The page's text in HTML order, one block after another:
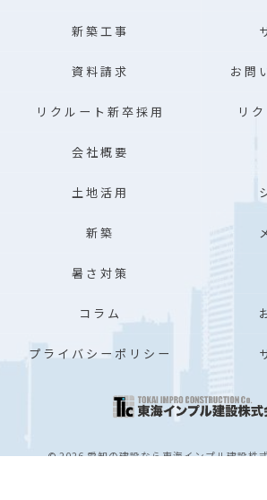
新築工事
資料請求 お問
リクルート新卒採用 リ
会社概要
土地活用
新築
暑さ対策
コラム
プライバシーポリシー
© 2026 愛知の建設なら東海インプル建設株